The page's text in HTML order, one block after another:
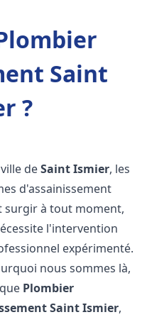
Saint
?
deSaint Ismier, les
d'assainissement
surgir à tout moment,
l'intervention
expérimenté.
nous sommes là,
Plombier
Saint Ismier,